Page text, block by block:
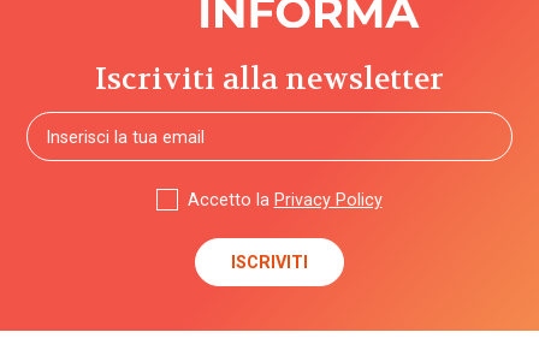
Iscriviti alla newsletter
Accetto la Privacy Policy